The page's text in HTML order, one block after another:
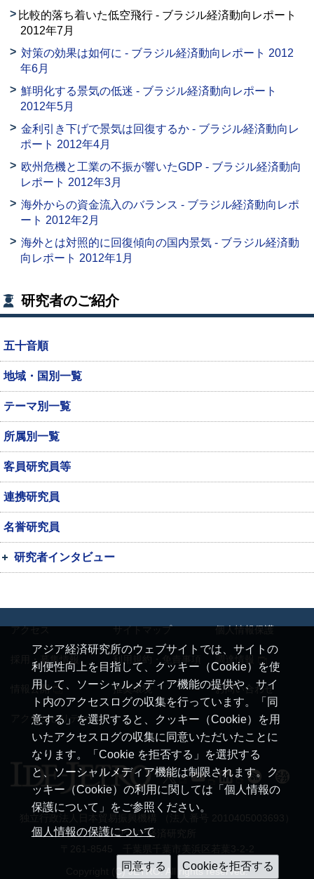
比較的落ち着いた低空飛行 - ブラジル経済動向レポート
2012年7月
対策の効果は如何に - ブラジル経済動向レポート 2012
年6月
鮮明化する景気の低迷 - ブラジル経済動向レポート
2012年5月
金利引き下げで景気は回復するか - ブラジル経済動向レ
ポート 2012年4月
欧州危機と工業の不振が響いたGDP - ブラジル経済動向
レポート 2012年3月
海外からの資金流入のバランス - ブラジル経済動向レポ
ート 2012年2月
海外とは対照的に回復傾向の国内景気 - ブラジル経済動
向レポート 2012年1月
研究者のご紹介
五十音順
地域・国別一覧
テーマ別一覧
所属別一覧
客員研究員等
連携研究員
名誉研究員
研究者インタビュー
アジア経済研究所のウェブサイトでは、サイトの
利便性向上を目指して、クッキー（Cookie）を使
用して、ソーシャルメディア機能の提供や、サイ
ト内のアクセスログの収集を行っています。「同
意する」を選択すると、クッキー（Cookie）を用
いたアクセスログの収集に同意いただいたことに
なります。「Cookie を拒否する」を選択する
と、ソーシャルメディア機能は制限されます。ク
ッキー（Cookie）の利用に関しては「個人情報の
保護について」をご参照ください。
個人情報の保護について
アクセス サイトマップ 個人情報保護
採用・募集情報 利用規約・免責事項 調達情報
情報公開 推奨環境 お問い合わせ
アクセシビリティ
アジア経済研究所
Copyright (C) JETRO. All rights reserved.